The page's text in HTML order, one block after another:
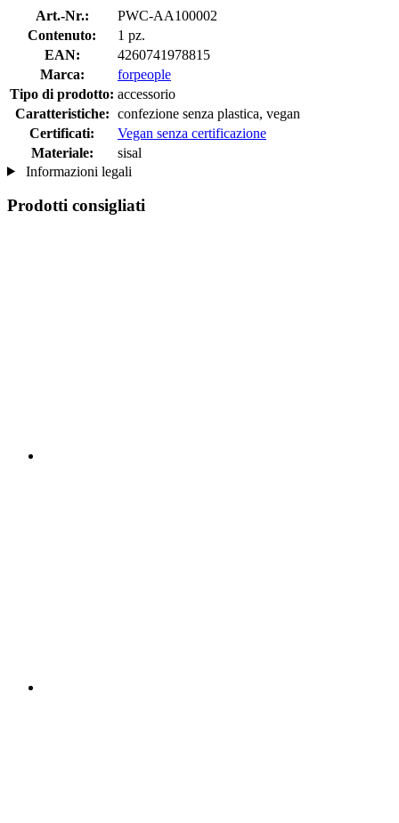
Art.-Nr.:
PWC-AA100002
Contenuto:
1 pz.
EAN:
4260741978815
Marca:
forpeople
Tipo di prodotto: accessorio
Caratteristiche: confezione senza plastica, vegan
Certificati:
Vegan senza certificazione
Materiale:
sisal
Informazioni legali
Prodotti consigliati